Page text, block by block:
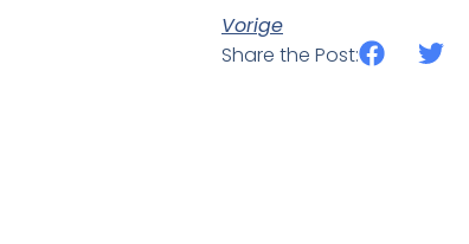
Vorige
Share the Post: